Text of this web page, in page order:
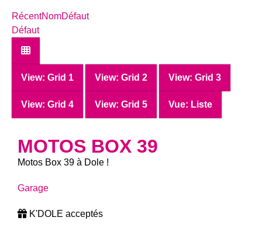
RécentNomDéfaut
Défaut
View: Grid 1 View: Grid 2 View: Grid 3
View: Grid 4 View: Grid 5 Vue: Liste
MOTOS BOX 39
Motos Box 39 à Dole !
Garage
K'DOLE acceptés